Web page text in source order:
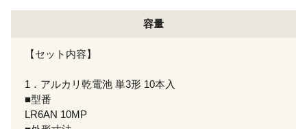
容量
【セット内容】
1．アルカリ乾電池 単3形 10本入
■型番
LR6AN 10MP